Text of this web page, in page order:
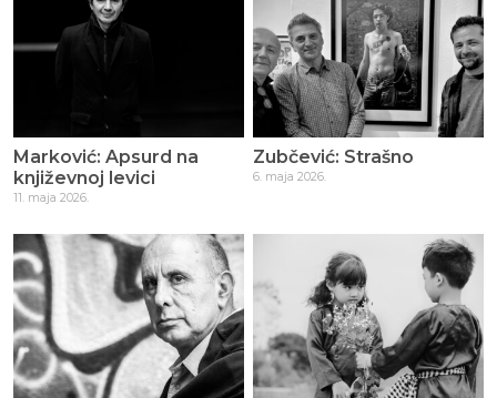
Marković: Apsurd na
književnoj levici
11. maja 2026.
Zubčević: Strašno
6. maja 2026.